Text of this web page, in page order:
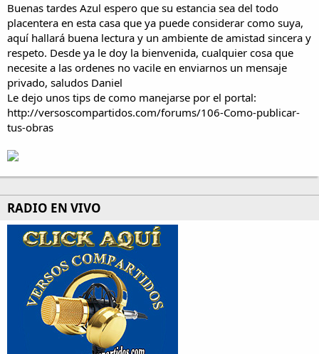
Buenas tardes Azul espero que su estancia sea del todo
placentera en esta casa que ya puede considerar como suya,
aquí hallará buena lectura y un ambiente de amistad sincera y
respeto. Desde ya le doy la bienvenida, cualquier cosa que
necesite a las ordenes no vacile en enviarnos un mensaje
privado, saludos Daniel
Le dejo unos tips de como manejarse por el portal:
http://versoscompartidos.com/forums/106-Como-publicar-
tus-obras
RADIO EN VIVO